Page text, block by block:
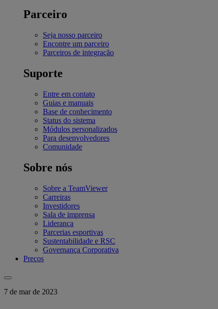
Parceiro
Seja nosso parceiro
Encontre um parceiro
Parceiros de integração
Suporte
Entre em contato
Guias e manuais
Base de conhecimento
Status do sistema
Módulos personalizados
Para desenvolvedores
Comunidade
Sobre nós
Sobre a TeamViewer
Carreiras
Investidores
Sala de imprensa
Liderança
Parcerias esportivas
Sustentabilidade e RSC
Governança Corporativa
Preços
7 de mar de 2023